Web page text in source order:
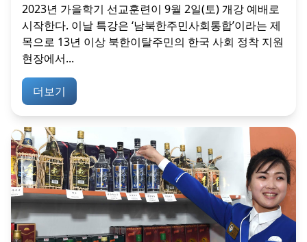
2023년 가을학기 선교훈련이 9월 2일(토) 개강 예배로
시작한다. 이날 특강은 ‘남북한주민사회통합’이라는 제
목으로 13년 이상 북한이탈주민의 한국 사회 정착 지원
현장에서...
더보기